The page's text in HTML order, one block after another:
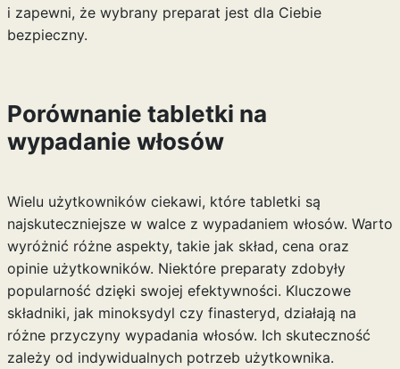
i zapewni, że wybrany preparat jest dla Ciebie
bezpieczny.
Porównanie tabletki na
wypadanie włosów
Wielu użytkowników ciekawi, które tabletki są
najskuteczniejsze w walce z wypadaniem włosów. Warto
wyróżnić różne aspekty, takie jak skład, cena oraz
opinie użytkowników. Niektóre preparaty zdobyły
popularność dzięki swojej efektywności. Kluczowe
składniki, jak minoksydyl czy finasteryd, działają na
różne przyczyny wypadania włosów. Ich skuteczność
zależy od indywidualnych potrzeb użytkownika.